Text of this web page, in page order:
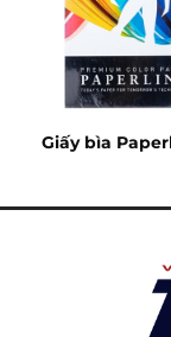
Giấy bìa